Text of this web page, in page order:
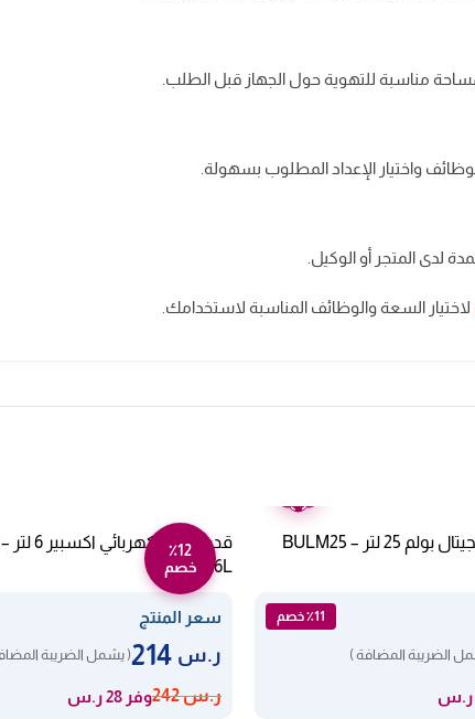
واختيار الإعداد المطلوب بسهولة.
لدى المتجر أو الوكيل.
لاختيار السعة والوظائف المناسبة لاستخدامك.
٪11 خصم
الضريبة المضافة )
٪12
خصم
1100-206L
سعر المنتج
ر.س ( يشمل الضريبة
ر.س242 وفر 28 ر.س